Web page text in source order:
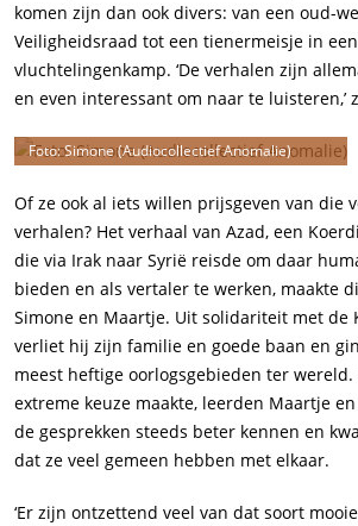
komen zijn dan ook divers: van een oud-
Veiligheidsraad tot een tienermeisje in een
vluchtelingenkamp. ‘De verhalen zijn
en even interessant om naar te luisteren,’
Foto: Simone (Audiocollectief Anomalie)
Of ze ook al iets willen prijsgeven van die
verhalen? Het verhaal van Azad, een
die via Irak naar Syrië reisde om daar
bieden en als vertaler te werken, maakte
Simone en Maartje. Uit solidariteit met de
verliet hij zijn familie en goede baan en
meest heftige oorlogsgebieden ter wereld.
extreme keuze maakte, leerden Maartje
de gesprekken steeds beter kennen en
dat ze veel gemeen hebben met elkaar.
‘Er zijn ontzettend veel van dat soort